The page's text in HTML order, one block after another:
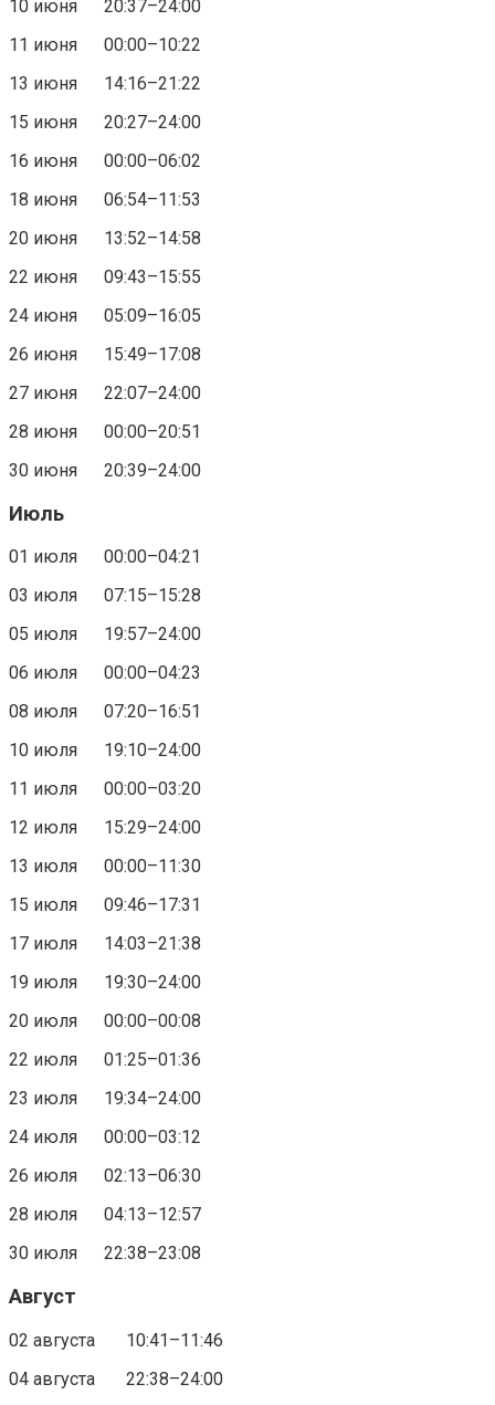
10 июня 20:37–24:00
11 июня 00:00–10:22
13 июня 14:16–21:22
15 июня 20:27–24:00
16 июня 00:00–06:02
18 июня 06:54–11:53
20 июня 13:52–14:58
22 июня 09:43–15:55
24 июня 05:09–16:05
26 июня 15:49–17:08
27 июня 22:07–24:00
28 июня 00:00–20:51
30 июня 20:39–24:00
Июль
01 июля 00:00–04:21
03 июля 07:15–15:28
05 июля 19:57–24:00
06 июля 00:00–04:23
08 июля 07:20–16:51
10 июля 19:10–24:00
11 июля 00:00–03:20
12 июля 15:29–24:00
13 июля 00:00–11:30
15 июля 09:46–17:31
17 июля 14:03–21:38
19 июля 19:30–24:00
20 июля 00:00–00:08
22 июля 01:25–01:36
23 июля 19:34–24:00
24 июля 00:00–03:12
26 июля 02:13–06:30
28 июля 04:13–12:57
30 июля 22:38–23:08
Август
02 августа 10:41–11:46
04 августа 22:38–24:00